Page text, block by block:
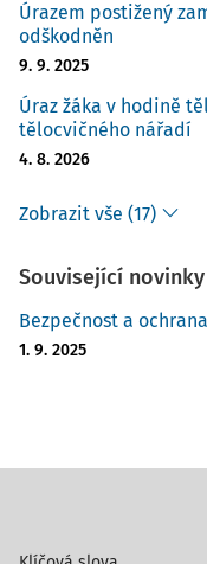
Úrazem postižený
odškodněn
9. 9. 2025
Úraz žáka v hodině
tělocvičného nářadí
4. 8. 2026
Zobrazit vše (17)
Související novinky
Bezpečnost a
1. 9. 2025